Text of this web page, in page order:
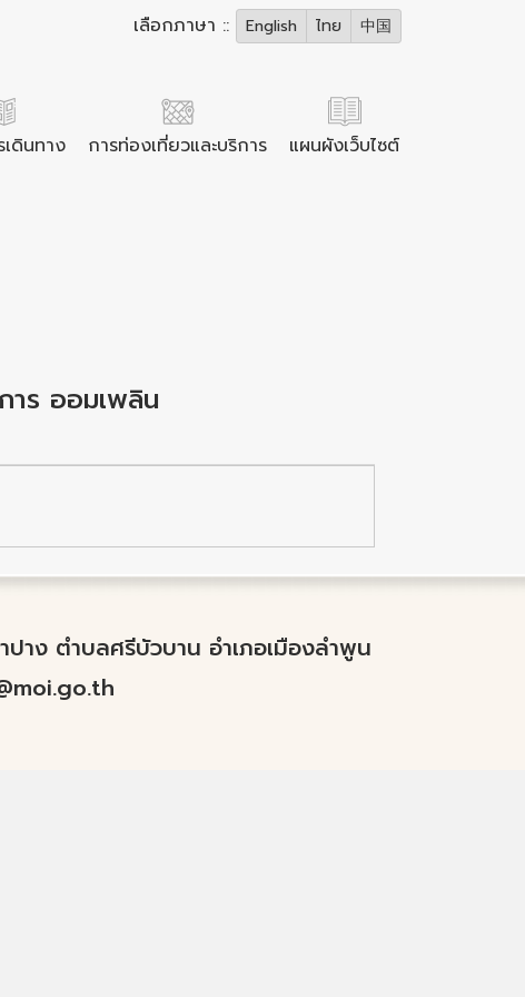
เลือกภาษา :: English ไทย 中国
ดินทาง การท่องเที่ยวและบริการ แผนผังเว็บไซต์
าร ออมเพลิน
าง ตำบลศรีบัวบาน อำเภอเมืองลำพูน